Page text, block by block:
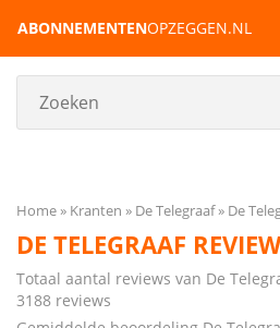
ABONNEMENTENOPZEGGEN.NL
Home Kranten De Telegraaf De
DE TELEGRAAF
Totaal aantal reviews van De
3188 reviews